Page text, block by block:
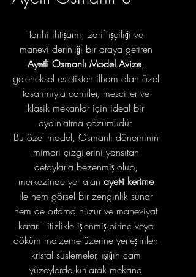
Tarihi ihtişamı, zarif işçiliği ve
manevi derinliği bir araya getiren
Ayetli Osmanlı Model Avize,
geleneksel estetikten ilham alan özel
tasarımıyla camiler, mescitler ve
klasik mekanlar için ideal bir
aydınlatma çözümüdür.
Bu özel model, Osmanlı döneminin
mimari çizgilerini yansıtan
detaylarla bezenmiş olup,
merkezinde yer alan ayet-i kerime
ile hem görsel bir zenginlik sunar
hem de ortama huzur ve maneviyat
katar. Titizlikle işlenmiş pirinç veya
döküm malzeme üzerine yerleştirilen
kristal süslemeler, ışığın cam
yüzeylerde kırılarak mekana